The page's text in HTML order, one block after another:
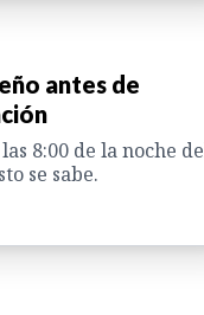
antes de
8:00 de la noche
se sabe.